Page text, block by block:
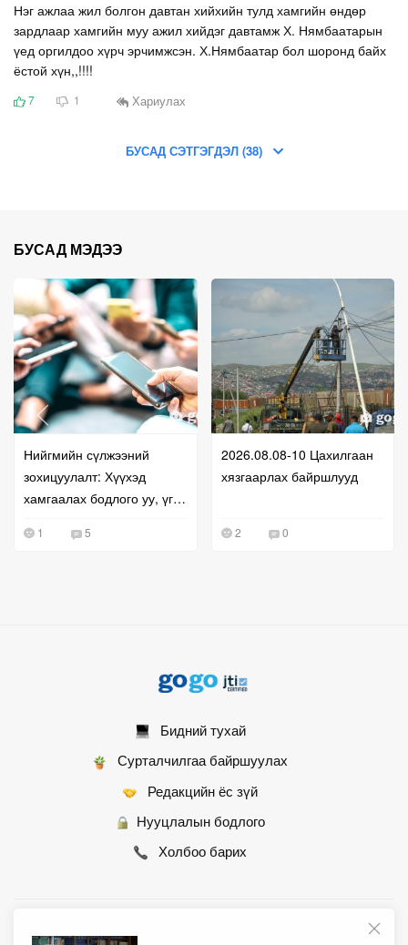
Нэг ажлаа жил болгон давтан хийхийн тулд хамгийн өндөр
зардлаар хамгийн муу ажил хийдэг давтамж Х. Нямбаатарын
үед оргилдоо хүрч эрчимжсэн. Х.Нямбаатар бол шоронд байх
ёстой хүн,,!!!!
7 1 Хариулах
БУСАД СЭТГЭГДЭЛ (38)
БУСАД МЭДЭЭ
Нийгмийн сүлжээний
зохицуулалт: Хүүхэд
хамгаалах бодлого уу, үг
оролдлого уу?
1 5
2026.08.08-10 Цахилгаан
хязгаарлах байршлууд
2 0
Бидний тухай
Сурталчилгаа байршуулах
Редакцийн ёс зүй
Нууцлалын бодлого
Холбоо барих
© 2007 - 2026 Монгол Контент ХХК • Бүх эрх хуулиар хамгаалагдсан